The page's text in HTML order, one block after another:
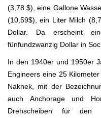
(3,78 $), eine Gallone
(10,59$), ein Liter Milch
Dollar. Da erscheint
fünfundzwanzig Dollar in
In den 1940er und 1950er
Engineers eine 25
Naknek, mit der
auch Anchorage und
Drehscheiben für den